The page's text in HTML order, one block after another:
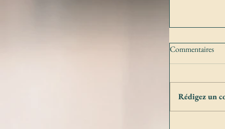
Commentaires
Rédigez un